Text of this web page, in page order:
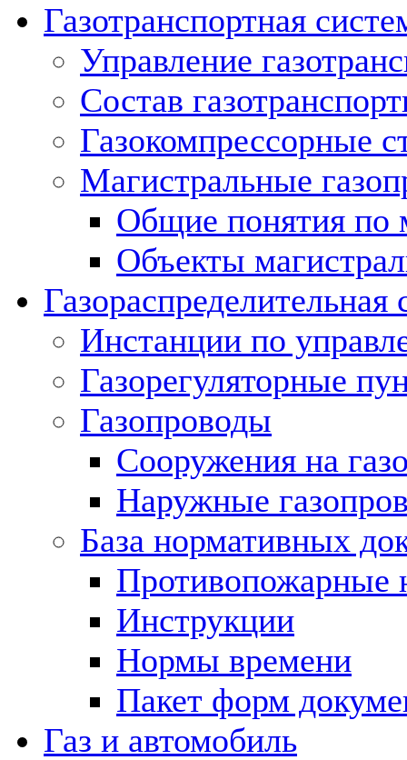
Газотранспортная
Управление
Состав
Газокомпрессорные
Магистральные
Общие понятия по
Объекты
Газораспределительная
Инстанции по
Газорегуляторные
Газопроводы
Сооружения на
Наружные
База нормативных
Противопожарные
Инструкции
Нормы времени
Пакет форм
Газ и автомобиль